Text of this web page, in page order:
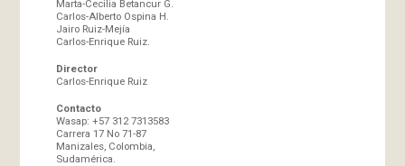
Marta-Cecilia Betancur G.
Carlos-Alberto Ospina H.
Jairo Ruiz-Mejía
Carlos-Enrique Ruiz.
Director
Carlos-Enrique Ruiz
Contacto
Wasap: +57 312 7313583
Carrera 17 No 71-87
Manizales, Colombia,
Sudamérica.